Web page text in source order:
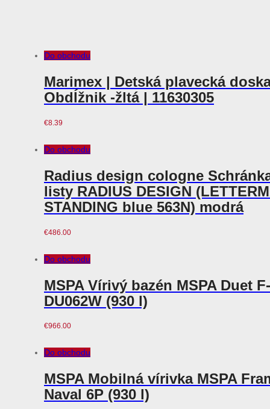
Do obchodu
Marimex | Detská plavecká
Obdĺžnik -žltá | 11630305
€8.39
Do obchodu
Radius design cologne
listy RADIUS DESIGN
STANDING blue 563N) modrá
€486.00
Do obchodu
MSPA Vírivý bazén MSPA Duet F-
DU062W (930 l)
€966.00
Do obchodu
MSPA Mobilná vírivka MSPA
Naval 6P (930 l)